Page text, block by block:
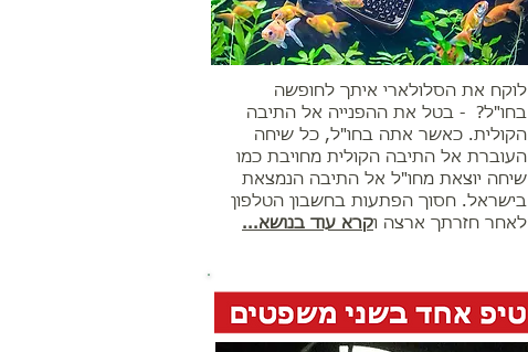
לוקח את הסלולארי איתך לחופשה
בחו"ל? - בטל את ההפנייה אל התיבה
הקולית. כאשר אתה בחו"ל, כל שיחה
העוברת אל התיבה הקולית מחויבת כמו
שיחה יוצאת מחו"ל אל התיבה הנמצאת
בישראל. חסוך הפתעות בחשבון הטלפון
לאחר חזרתך ארצה וקרא עוד בנושא...